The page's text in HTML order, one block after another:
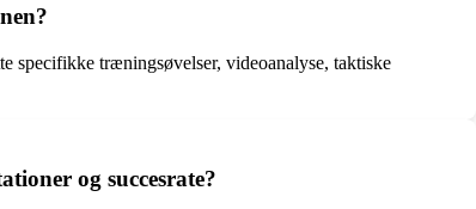
specifikke træningsøvelser, videoanalyse, taktiske
og succesrate?